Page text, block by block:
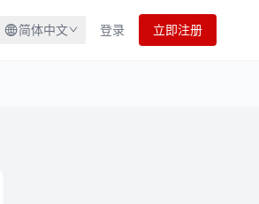
简体中文 登录 立即注册